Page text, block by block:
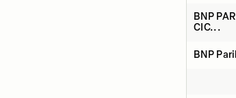
BNP
CIC...
BNP